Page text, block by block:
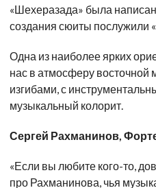
«Шехеразада» была
создания сюиты послужили
Одна из наиболее ярких
нас в атмосферу
изгибами, с
музыкальный колорит.
Сергей Рахманинов,
«Если вы любите кого-то,
про Рахманинова, чья